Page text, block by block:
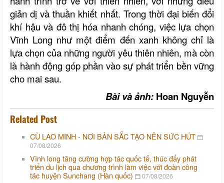
giản dị và thuần khiết nhất. Trong thời đại biến đổi
khí hậu và đô thị hóa nhanh chóng, việc lựa chọn
Vĩnh Long như một điểm đến xanh không chỉ là
lựa chọn của những người yêu thiên nhiên, mà còn
là hành động góp phần vào sự phát triển bền vững
cho mai sau.
Bài và ảnh: Hoan Nguyễn
Related Post
CÙ LAO MINH - NƠI BẢN SẮC TẠO NÊN SỨC HÚT
07/08/2026
Vĩnh long tăng cường hợp tác quốc tế, thúc đẩy phát
triển du lịch qua chương trình làm việc với đoàn công
tác huyện Sunchang (Hàn quốc)
07/08/2026